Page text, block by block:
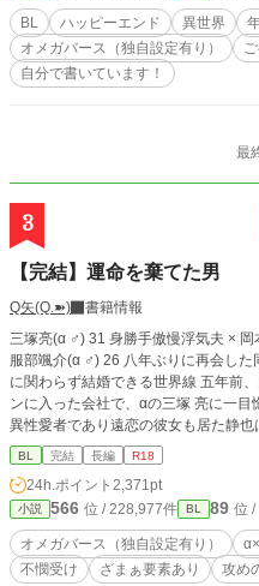
す(*'ω'*) その時は楽しんでいただける
BL ハッピーエンド 異世界
オメガバース（独自設定有り）
自分で書いています！
最
3
【完結】運命を棄てた男
Q矢(Q.➽)
書籍情報
三塚亮(α ♂) 31 身勝手傲慢浮気夫 × 岡本静也(β ♂) 26 強引に妻にされた美青年
服部颯介(α ♂) 26 八年ぶりに再会した同級生(？
に関わらず結婚できる世界線 五年前、大学生だった岡本静也（β）は、インター
ンに入った会社で、αの三塚 亮に一目
異性愛者であり遠恋の彼女も居た静
が、ある時三塚に酒に酔わされ、抱か
た三塚は、強引に静也を略奪、結婚。
始める。しかも相手はΩで、三塚と番
ース法により、婚姻外の番契約は禁
には、まず静也と離婚しなくてはなら
たある夜、三塚は静也に離婚を切り出
分を待つ恐ろしい運命など、想像すらできずに
BL 完結 長編 R18
24h.ポイント 2,371pt
小説 566 位 / 228,977件 BL 89 位
オメガバース（独自設定有り）
不憫受け
ざまぁ要素あり 攻め